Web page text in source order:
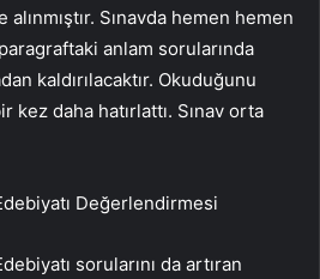
Sınavda hemen hemen
anlam sorularında
kaldırılacaktır. Okuduğunu
kez daha hatırlattı. Sınav orta
Değerlendirmesi
sorularını da artıran